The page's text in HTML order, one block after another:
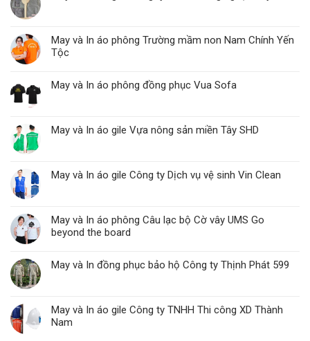
May và In áo phông Trường mầm non Nam Chính Yến
Tộc
May và In áo phông đồng phục Vua Sofa
May và In áo gile Vựa nông sản miền Tây SHD
May và In áo gile Công ty Dịch vụ vệ sinh Vin Clean
May và In áo phông Câu lạc bộ Cờ vây UMS Go
beyond the board
May và In đồng phục bảo hộ Công ty Thịnh Phát 599
May và In áo gile Công ty TNHH Thi công XD Thành
Nam